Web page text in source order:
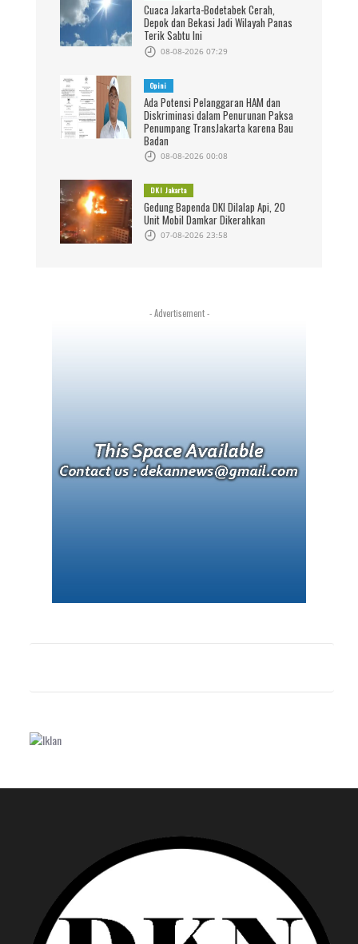
Cuaca Jakarta-Bodetabek Cerah,
Depok dan Bekasi Jadi Wilayah Panas
Terik Sabtu Ini
08-08-2026 07:29
Opini
Ada Potensi Pelanggaran HAM dan
Diskriminasi dalam Penurunan Paksa
Penumpang TransJakarta karena Bau
Badan
08-08-2026 00:08
DKI Jakarta
Gedung Bapenda DKI Dilalap Api, 20
Unit Mobil Damkar Dikerahkan
07-08-2026 23:58
- Advertisement -